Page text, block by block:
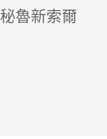
秘魯新索爾